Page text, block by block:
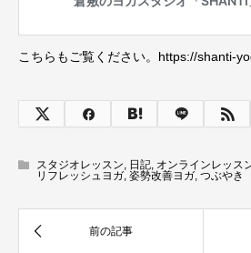
こちらもご覧ください。https://shanti-
スタジオレッスン, 日記, オンラインレッス
リフレッシュヨガ, 姿勢改善ヨガ, つぶやき